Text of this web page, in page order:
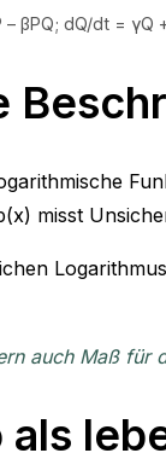
βPQ; dQ/dt = γQ
misst
auch Maß für
als